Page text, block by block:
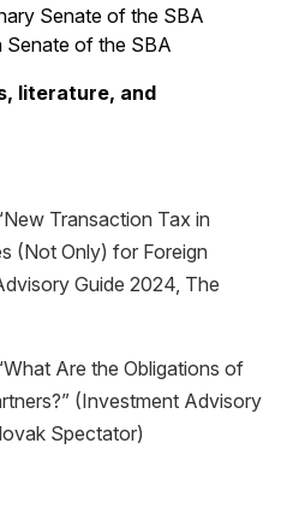
Senate of the SBA
Senate of the SBA
literature, and
Transaction Tax in
(Not Only) for Foreign
Guide 2024, The
Are the Obligations of
(Investment Advisory
Spectator)